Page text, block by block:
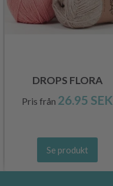
DROPS FLORA
Pris från 26.95 SEK
Se produkt